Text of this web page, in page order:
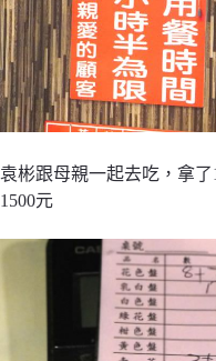
袁彬跟母親一起去吃，拿
1500元